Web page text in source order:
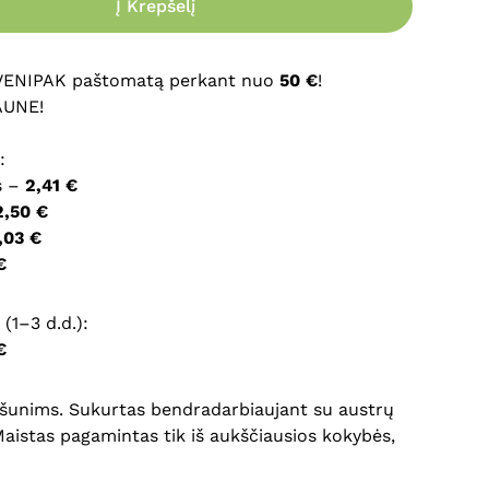
Į Krepšelį
paštomatą perkant nuo 50 €!
– 2,41 €
€
€
d.d.):
Sukurtas bendradarbiaujant su austrų
pagamintas tik iš aukščiausios kokybės,
išsaugoti vardą, el. pašto adresą ir interneto